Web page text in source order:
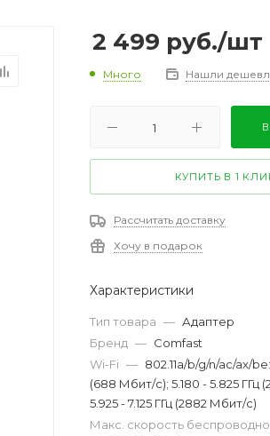
2 499 руб./шт
Много Нашли
КУПИТЬ В 1
Рассчитать доставку
Хочу в подарок
Характеристики
Тип товара — Адаптер
Бренд — Comfast
Wi-Fi — 802.11a/b/g/n/ac/ax/
(688 Мбит/с); 5.180 - 5.825 ГГц
5.925 - 7.125 ГГц (2882 Мбит/с)
Макс. скорость